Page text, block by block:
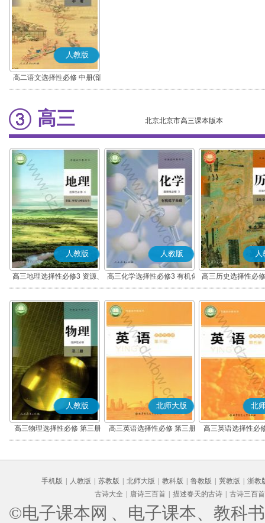
人教版
高二语文选择性必修 中册(部
编版)
高三 北京北京市高三课本版本
人教版
高三地理选择性必修3 资源、
环境与国家安全
人教版
高三化学选择性必修3 有机化
学基础
人
高三历史选择性必
流与传播(部
人教版
高三物理选择性必修 第三册
北师大版
高三英语选择性必修 第三册
北
高三英语选择性必
手机版 人教版 苏教版 北师大版 教科版 鲁教版 冀教版
浙教
古诗大全
唐诗三百首 描述春天的古诗 古诗三百首
©电子课本网 、电子课本、教科